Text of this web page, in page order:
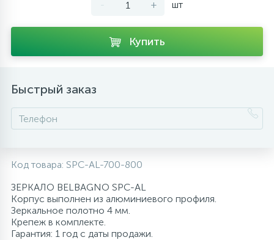
Душевые системы
- + шт
Купить
Быстрый заказ
Код товара: SPC-AL-700-800
ЗЕРКАЛО BELBAGNO SPC-AL
Корпус выполнен из алюминиевого профиля.
Зеркальное полотно 4 мм.
Крепеж в комплекте.
Гарантия: 1 год с даты продажи.